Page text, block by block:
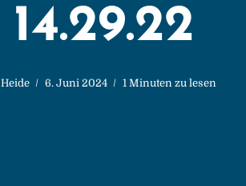
14.29.22
Heide 6. Juni 2024 1 Minuten zu lesen